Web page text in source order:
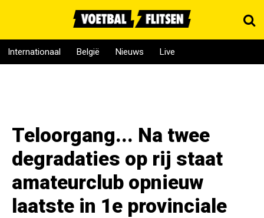
Internationaal België Nieuws Live
Teloorgang... Na twee
degradaties op rij staat
amateurclub opnieuw
laatste in 1e provinciale